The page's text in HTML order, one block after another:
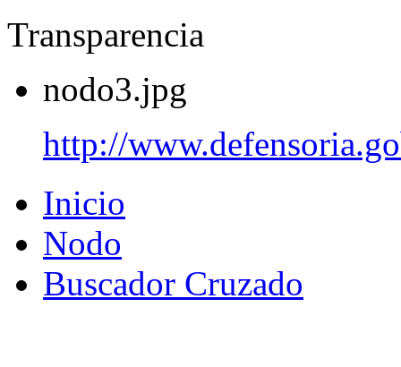
Transparencia
nodo3.jpg
http://
Inicio
Nodo
Buscador Cruzado